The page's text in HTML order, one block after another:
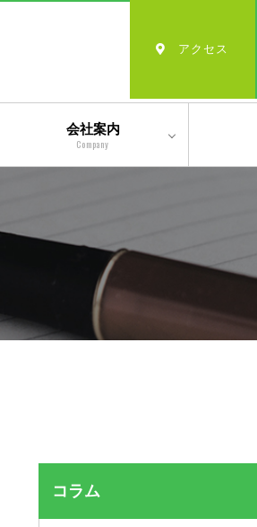
会社案内
Company
沿革
経営理念・モットー
スタッフ紹介
アクセス
コラム